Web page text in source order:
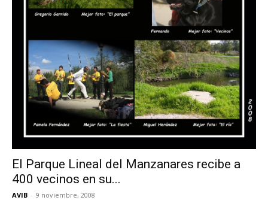
El Parque Lineal del Manzanares recibe a
400 vecinos en su...
AVIB - 9 noviembre, 2008